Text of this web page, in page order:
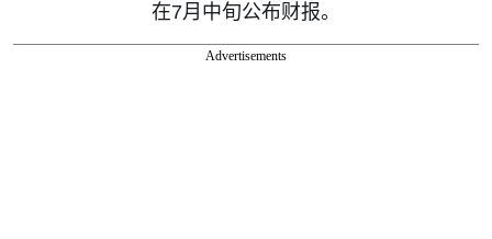
在7月中旬公布财报。
Advertisements